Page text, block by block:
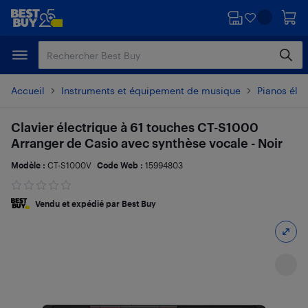
Passer
principal
Passer
Accueil Instruments et équipement de musique Pianos
Clavier électrique à 61 touches CT-S1000
Arranger de Casio avec synthèse vocale - Noir
Modèle : CT-S1000V Code Web : 15994803
Vendu et expédié par Best Buy